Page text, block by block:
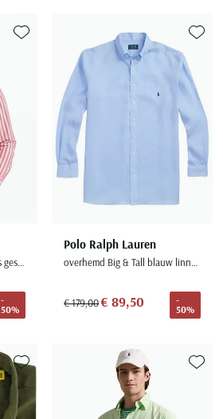
overhemd normale fit paars gestreept
-
50%
Toevoegen aan favorieten
Polo Ralph Lauren
overhemd Big & Tall blauw linnen
€ 179,00€ 89,50
-
50%
Toevoegen aan favorieten